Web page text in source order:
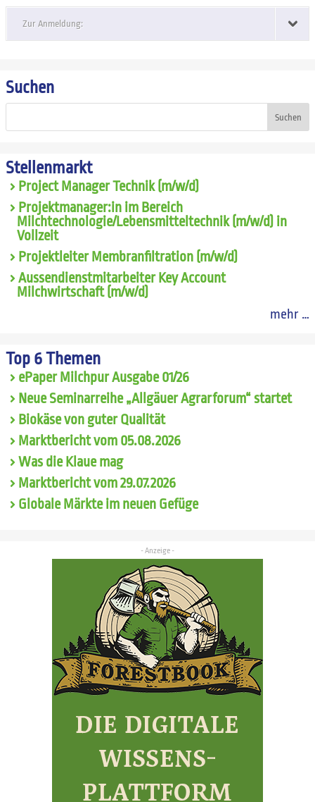
Zur Anmeldung:
Suchen
Suchen
Stellenmarkt
Project Manager Technik (m/w/d)
Projektmanager:in im Bereich
Milchtechnologie/Lebensmitteltechnik (m/w/d) in
Vollzeit
Projektleiter Membranfiltration (m/w/d)
Aussendienstmitarbeiter Key Account
Milchwirtschaft (m/w/d)
mehr …
Top 6 Themen
ePaper Milchpur Ausgabe 01/26
Neue Seminarreihe „Allgäuer Agrarforum“ startet
Biokäse von guter Qualität
Marktbericht vom 05.08.2026
Was die Klaue mag
Marktbericht vom 29.07.2026
Globale Märkte im neuen Gefüge